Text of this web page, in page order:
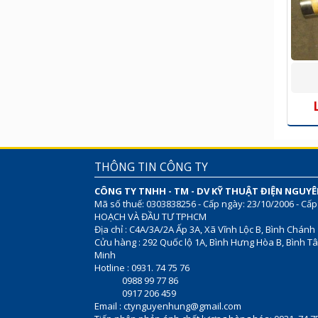
THÔNG TIN CÔNG TY
CÔNG TY TNHH - TM - DV KỸ THUẬT ĐIỆN
Mã số thuế: 0303838256 - Cấp ngày: 23/10/2006 -
HOẠCH VÀ ĐẦU TƯ TPHCM
Địa chỉ : C4A/3A/2A Ấp 3A, Xã Vĩnh Lộc B, Bình Chánh
Cửu hàng : 292 Quốc lộ 1A, Bình Hưng Hòa B, Bình
Minh
Hotline : 0931. 74 75 76
0988 99 77 86
0917 206 459
Email : ctynguyenhung@gmail.com